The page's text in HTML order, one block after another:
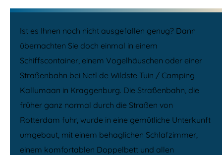
Ist es Ihnen noch nicht ausgefallen genug? Dann
übernachten Sie doch einmal in einem
Schiffscontainer, einem Vogelhäuschen oder einer
Straßenbahn bei Netl de Wildste Tuin / Camping
Kallumaan in Kraggenburg. Die Straßenbahn, die
früher ganz normal durch die Straßen von
Rotterdam fuhr, wurde in eine gemütliche Unterkunft
umgebaut, mit einem behaglichen Schlafzimmer,
einem komfortablen Doppelbett und allen